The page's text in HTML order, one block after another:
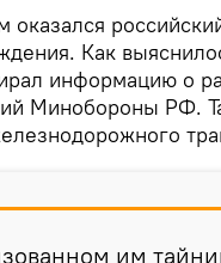
Как
информацию о
Минобороны РФ.
им